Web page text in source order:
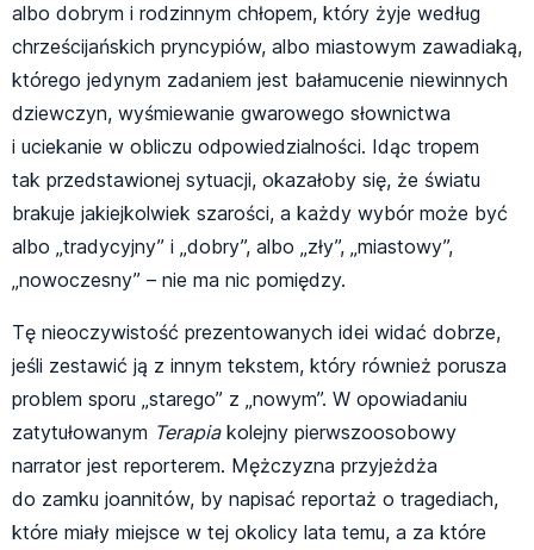
albo dobrym i rodzinnym chłopem, który żyje według
chrześcijańskich pryncypiów, albo miastowym zawadiaką,
którego jedynym zadaniem jest bałamucenie niewinnych
dziewczyn, wyśmiewanie gwarowego słownictwa
i uciekanie w obliczu odpowiedzialności. Idąc tropem
tak przedstawionej sytuacji, okazałoby się, że światu
brakuje jakiejkolwiek szarości, a każdy wybór może być
albo „tradycyjny” i „dobry”, albo „zły”, „miastowy”,
„nowoczesny” – nie ma nic pomiędzy.
Tę nieoczywistość prezentowanych idei widać dobrze,
jeśli zestawić ją z innym tekstem, który również porusza
problem sporu „starego” z „nowym”. W opowiadaniu
zatytułowanym Terapiakolejny pierwszoosobowy
narrator jest reporterem. Mężczyzna przyjeżdża
do zamku joannitów, by napisać reportaż o tragediach,
które miały miejsce w tej okolicy lata temu, a za które